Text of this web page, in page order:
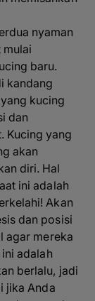
nyaman
mulai
baru.
kandang
kucing
dan
Kucing yang
akan
diri. Hal
ini adalah
Akan
dan posisi
agar mereka
adalah
berlalu, jadi
jika Anda